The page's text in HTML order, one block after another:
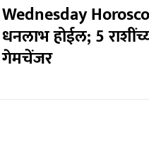
Wednesday
धनलाभ होईल; 5
गेमचेंजर